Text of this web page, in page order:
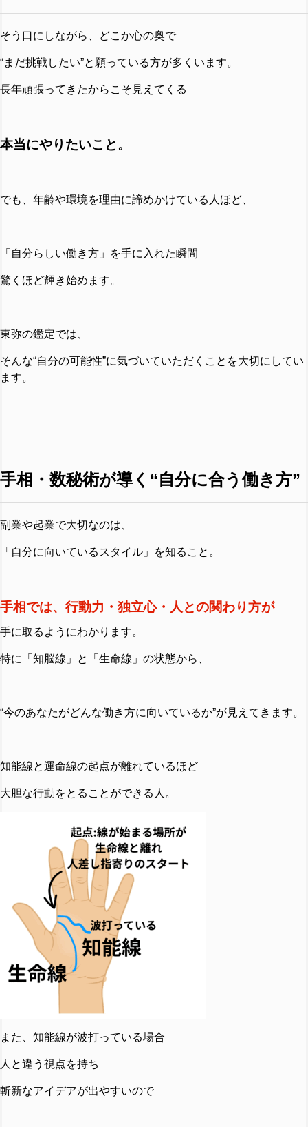
そう口にしながら、どこか心の奥で
“まだ挑戦したい”と願っている方が多くいます。
長年頑張ってきたからこそ見えてくる
本当にやりたいこと。
でも、年齢や環境を理由に諦めかけている人ほど、
「自分らしい働き方」を手に入れた瞬間
驚くほど輝き始めます。
東弥の鑑定では、
そんな“自分の可能性”に気づいていただくことを大切にしてい
ます。
手相・数秘術が導く“自分に合う働き方”
副業や起業で大切なのは、
「自分に向いているスタイル」を知ること。
手相では、行動力・独立心・人との関わり方が
手に取るようにわかります。
特に「知脳線」と「生命線」の状態から、
“今のあなたがどんな働き方に向いているか”が見えてきます。
知能線と運命線の起点が離れているほど
大胆な行動をとることができる人。
また、知能線が波打っている場合
人と違う視点を持ち
斬新なアイデアが出やすいので